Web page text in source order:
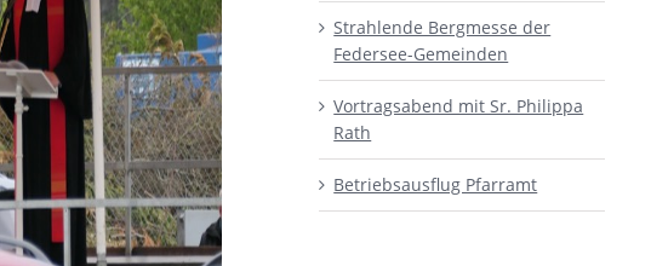
Strahlende Bergmesse der
Federsee-Gemeinden
Vortragsabend mit Sr. Philippa
Rath
Betriebsausflug Pfarramt